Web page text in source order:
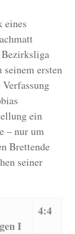
eines
ersten
ein
– nur um
Brettende
seiner
I
4:4